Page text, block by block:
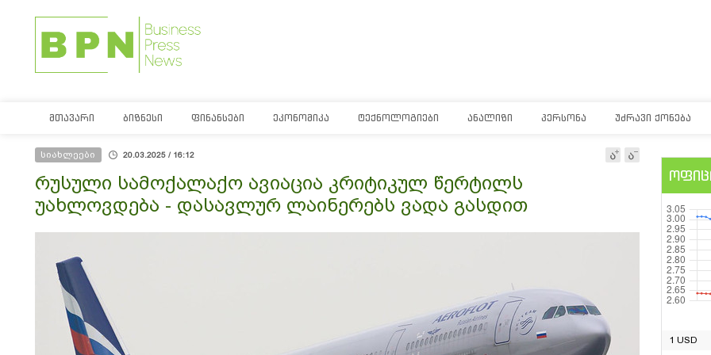
ᲛᲗᲐᲕᲐᲠᲘ ᲑᲘᲖᲜᲔᲡᲘ ᲤᲘᲜᲐᲜᲡᲔᲑᲘ ᲔᲙᲝᲜᲝᲛᲘᲙᲐ ᲢᲔᲥᲜᲝᲚᲝᲒᲘᲔᲑᲘ ᲐᲜᲐᲚᲘᲖᲘ ᲞᲔᲠᲡᲝᲜᲐ ᲣᲫᲠᲐᲕᲘ ᲥᲝᲜᲔᲑᲐ
სიახლეები 20.03.2025 / 16:12
რუსული სამოქალაქო ავიაცია კრიტიკულ წერტილს
უახლოვდება - დასავლურ ლაინერებს ვადა გასდით
1 USD